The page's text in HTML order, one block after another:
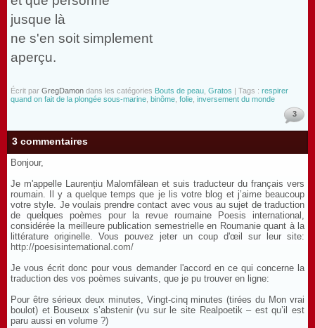
jusque là
ne s'en soit simplement
aperçu.
Écrit par GregDamon dans les catégories Bouts de peau Gratos | Tags : respirer
quand on fait de la plongée sous-marine binôme folie inversement du monde
3
3 commentaires
Bonjour,
Je m'appelle Laurențiu Malomfălean et suis traducteur du français vers
roumain. Il y a quelque temps que je lis votre blog et j’aime beaucoup
votre style. Je voulais prendre contact avec vous au sujet de traduction
de quelques poèmes pour la revue roumaine Poesis international,
considérée la meilleure publication semestrielle en Roumanie quant à la
littérature originelle. Vous pouvez jeter un coup d'œil sur leur site:
http://poesisinternational.com/
Je vous écrit donc pour vous demander l'accord en ce qui concerne la
traduction des vos poèmes suivants, que je pu trouver en ligne:
Pour être sérieux deux minutes, Vingt-cinq minutes (tirées du Mon vrai
boulot) et Bouseux s’abstenir (vu sur le site Realpoetik – est qu’il est
paru aussi en volume ?)